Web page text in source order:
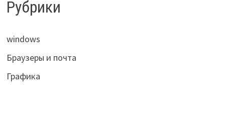
Рубрики
windows
Браузеры и почта
Графика